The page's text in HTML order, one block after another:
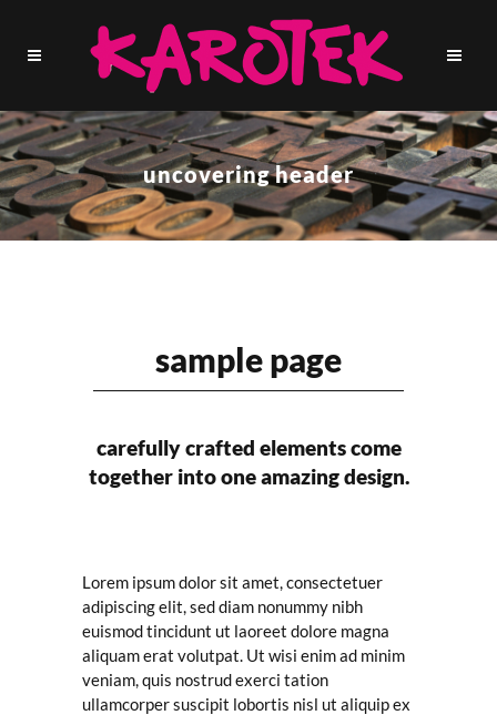
uncovering header
sample page
carefully crafted elements come
together into one amazing design.
Lorem ipsum dolor sit amet, consectetuer
adipiscing elit, sed diam nonummy nibh
euismod tincidunt ut laoreet dolore magna
aliquam erat volutpat. Ut wisi enim ad minim
veniam, quis nostrud exerci tation
ullamcorper suscipit lobortis nisl ut aliquip ex